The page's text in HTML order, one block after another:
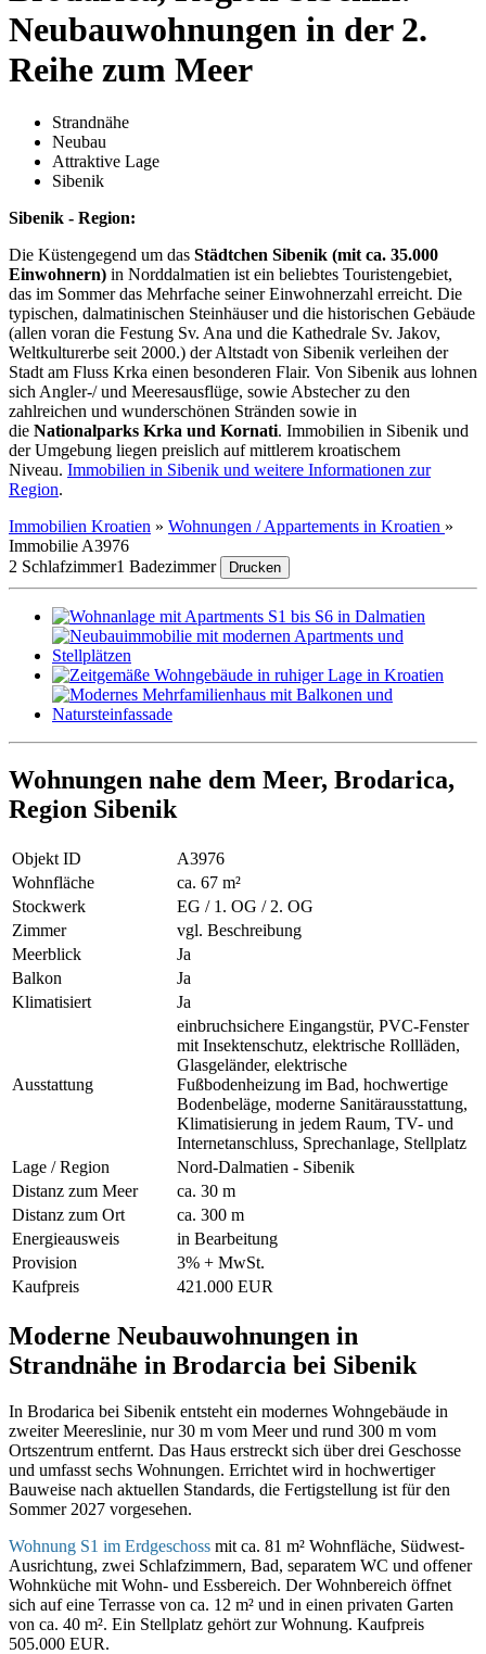
Neubauwohnungen in der 2.
Reihe zum Meer
Strandnähe
Neubau
Attraktive Lage
Sibenik
Sibenik - Region:
Die Küstengegend um das Städtchen Sibenik (mit ca. 35.000
Einwohnern) in Norddalmatien ist ein beliebtes Touristengebiet,
das im Sommer das Mehrfache seiner Einwohnerzahl erreicht. Die
typischen, dalmatinischen Steinhäuser und die historischen Gebäude
(allen voran die Festung Sv. Ana und die Kathedrale Sv. Jakov,
Weltkulturerbe seit 2000.) der Altstadt von Sibenik verleihen der
Stadt am Fluss Krka einen besonderen Flair. Von Sibenik aus lohnen
sich Angler-/ und Meeresausflüge, sowie Abstecher zu den
zahlreichen und wunderschönen Stränden sowie in
die Nationalparks Krka und Kornati. Immobilien in Sibenik und
der Umgebung liegen preislich auf mittlerem kroatischem
Niveau. Immobilien in Sibenik und weitere Informationen zur
Region.
Immobilien Kroatien » Wohnungen / Appartements in Kroatien »
Immobilie A3976
2 Schlafzimmer1 Badezimmer Drucken
Wohnungen nahe dem Meer, Brodarica,
Region Sibenik
Objekt ID
A3976
Wohnfläche
ca. 67 m²
Stockwerk
EG / 1. OG / 2. OG
Zimmer
vgl. Beschreibung
Meerblick
Ja
Balkon
Ja
Klimatisiert
Ja
Ausstattung
einbruchsichere Eingangstür, PVC-Fenster
mit Insektenschutz, elektrische Rollläden,
Glasgeländer, elektrische
Fußbodenheizung im Bad, hochwertige
Bodenbeläge, moderne Sanitärausstattung,
Klimatisierung in jedem Raum, TV- und
Internetanschluss, Sprechanlage, Stellplatz
Lage / Region
Nord-Dalmatien - Sibenik
Distanz zum Meer
ca. 30 m
Distanz zum Ort
ca. 300 m
Energieausweis
in Bearbeitung
Provision
3% + MwSt.
Kaufpreis
421.000 EUR
Moderne Neubauwohnungen in
Strandnähe in Brodarcia bei Sibenik
In Brodarica bei Sibenik entsteht ein modernes Wohngebäude in
zweiter Meereslinie, nur 30 m vom Meer und rund 300 m vom
Ortszentrum entfernt. Das Haus erstreckt sich über drei Geschosse
und umfasst sechs Wohnungen. Errichtet wird in hochwertiger
Bauweise nach aktuellen Standards, die Fertigstellung ist für den
Sommer 2027 vorgesehen.
Wohnung S1 im Erdgeschoss mit ca. 81 m² Wohnfläche, Südwest-
Ausrichtung, zwei Schlafzimmern, Bad, separatem WC und offener
Wohnküche mit Wohn- und Essbereich. Der Wohnbereich öffnet
sich auf eine Terrasse von ca. 12 m² und in einen privaten Garten
von ca. 40 m². Ein Stellplatz gehört zur Wohnung. Kaufpreis
505.000 EUR.